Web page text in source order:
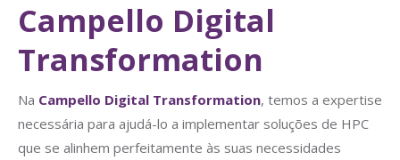
Campello Digital
Transformation
Na Campello Digital Transformation, temos a expertise
necessária para ajudá-lo a implementar soluções de HPC
que se alinhem perfeitamente às suas necessidades